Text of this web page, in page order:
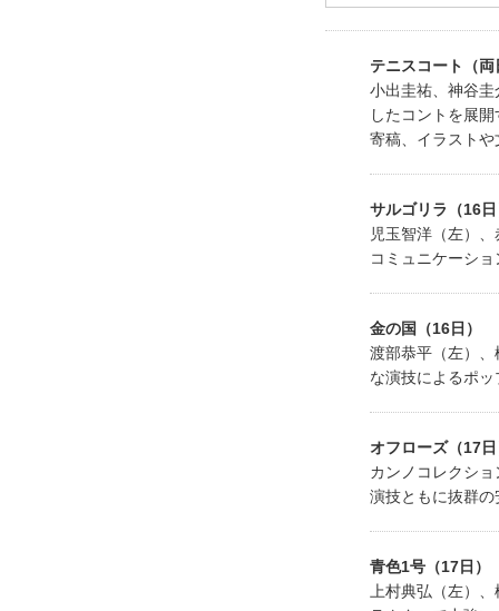
テニスコート（両
小出圭祐、神谷
したコントを展
寄稿、イラスト
サルゴリラ（16
児玉智洋（左）
コミュニケーシ
金の国（16日）
渡部恭平（左）
な演技によるポ
オフローズ（17
カンノコレクシ
演技ともに抜群
青色1号（17日）
上村典弘（左）